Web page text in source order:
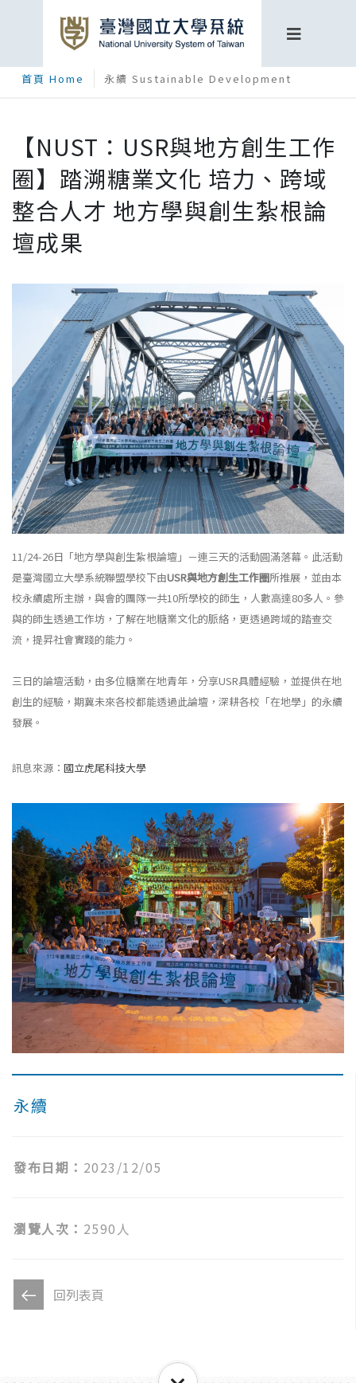
首頁 Home 永續 Sustainable Development
永續
發布日期： 2023/12/05
瀏覽人次： 2590人
回列表頁
【NUST：USR與地方創生工作
圈】踏溯糖業文化 培力、跨域
整合人才 地方學與創生紮根論
壇成果
11/24-26日「地方學與創生紮根論壇」－連三天的活動圓滿落幕。此活動
是臺灣國立大學系統聯盟學校下由USR與地方創生工作圈所推展，並由本
校永續處所主辦，與會的團隊一共10所學校的師生，人數高達80多人。參
與的師生透過工作坊，了解在地糖業文化的脈絡，更透過跨域的踏查交
流，提昇社會實踐的能力。
三日的論壇活動，由多位糖業在地青年，分享USR具體經驗，並提供在地
創生的經驗，期冀未來各校都能透過此論壇，深耕各校「在地學」的永續
發展。
訊息來源： 國立虎尾科技大學